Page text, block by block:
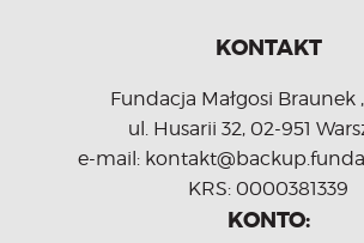
KONTAKT
Fundacja Małgosi Braunek
ul. Husarii 32, 02-951
e-mail:
KRS: 0000381339
KONTO: